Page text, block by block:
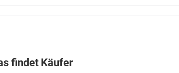
findet Käufer